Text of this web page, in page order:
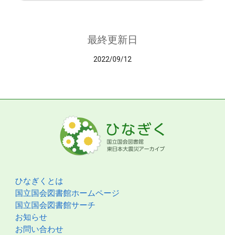
最終更新日
2022/09/12
ひなぎくとは
国立国会図書館ホームページ
国立国会図書館サーチ
お知らせ
お問い合わせ